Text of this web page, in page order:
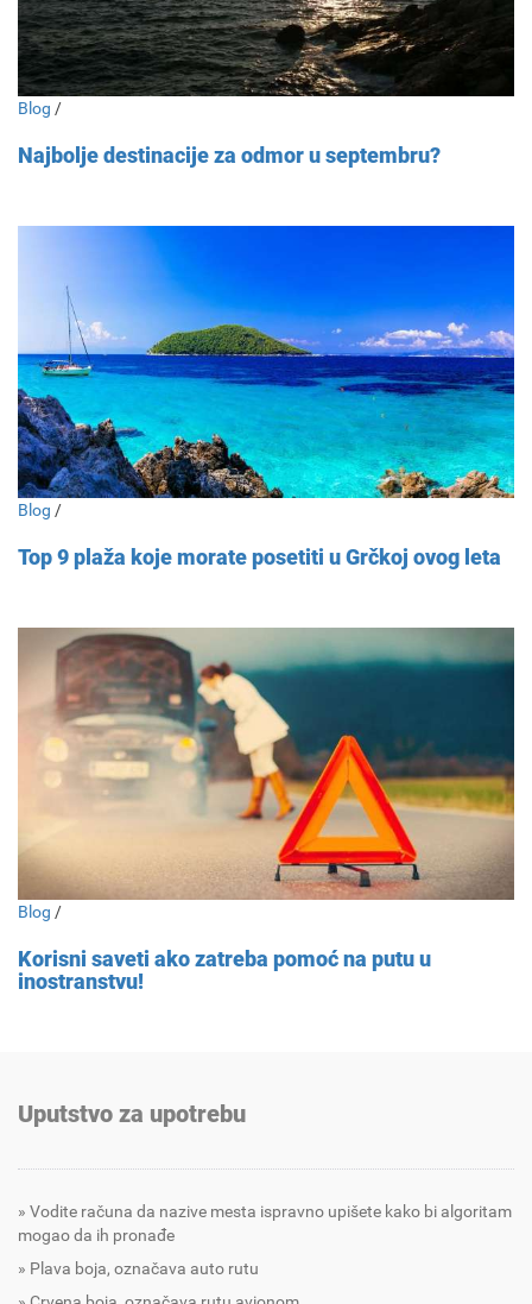
Blog /
Najbolje destinacije za odmor u septembru?
Blog /
Top 9 plaža koje morate posetiti u Grčkoj ovog leta
Blog /
Korisni saveti ako zatreba pomoć na putu u
inostranstvu!
Uputstvo za upotrebu
Vodite računa da nazive mesta ispravno upišete kako bi algoritam
mogao da ih pronađe
Plava boja, označava auto rutu